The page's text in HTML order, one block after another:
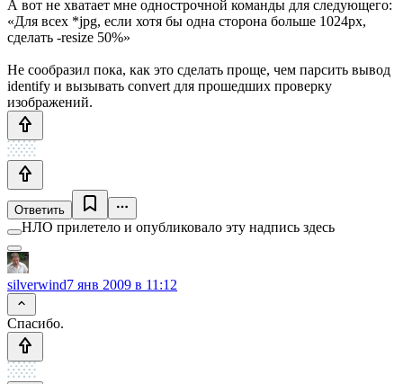
А вот не хватает мне однострочной команды для следующего:
«Для всех *jpg, если хотя бы одна сторона больше 1024px,
сделать -resize 50%»
Не сообразил пока, как это сделать проще, чем парсить вывод
identify и вызывать convert для прошедших проверку
изображений.
Ответить
НЛО прилетело и опубликовало эту надпись здесь
silverwind7 янв 2009 в 11:12
Спасибо.